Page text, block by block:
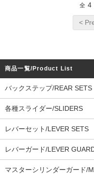
全 4
<
商品一覧/Product List
バックステップ/REAR SETS
各種スライダー/SLIDERS
レバーセット/LEVER SETS
レバーガード/LEVER
マスターシリンダーガード/